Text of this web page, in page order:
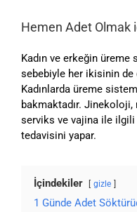
Hemen Adet Olmak
Kadın ve erkeğin
sebebiyle her ikisinin de
Kadınlarda üreme
bakmaktadır.
serviks ve vajina ile ilgili
tedavisini yapar.
İçindekiler gizle
1 Günde Adet